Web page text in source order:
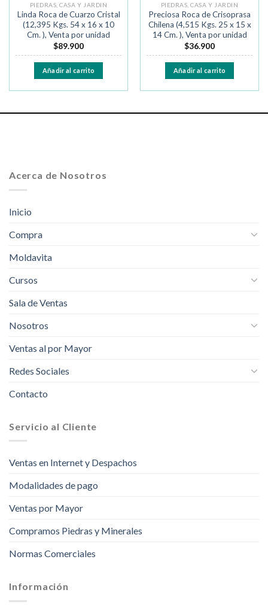
PIEDRAS, CASA Y JARDIN
Linda Roca de Cuarzo Cristal
(12,395 Kgs. 54 x 16 x 10
Cm. ), Venta por unidad
$89.900
Añadir al carrito
PIEDRAS, CASA Y JARDIN
Preciosa Roca de Crisoprasa
Chilena (4,515 Kgs. 25 x 15 x
14 Cm. ), Venta por unidad
$36.900
Añadir al carrito
Acerca de Nosotros
Inicio
Compra
Moldavita
Cursos
Sala de Ventas
Nosotros
Ventas al por Mayor
Redes Sociales
Contacto
Servicio al Cliente
Ventas en Internet y Despachos
Modalidades de pago
Ventas por Mayor
Compramos Piedras y Minerales
Normas Comerciales
Información